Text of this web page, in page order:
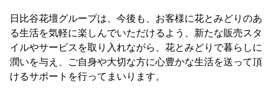
日比谷花壇グループは、今後も、お客様に花とみどりのあ
る生活を気軽に楽しんでいただけるよう、新たな販売スタ
イルやサービスを取り入れながら、花とみどりで暮らしに
潤いを与え、ご自身や大切な方に心豊かな生活を送って頂
けるサポートを行ってまいります。